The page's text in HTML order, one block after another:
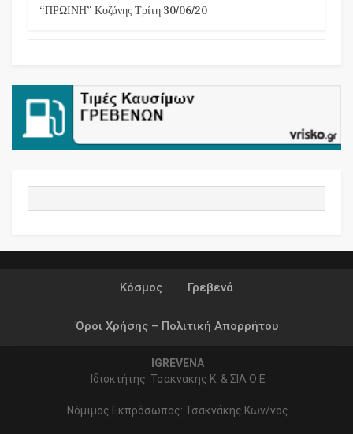
“ΠΡΩΙΝΗ” Κοζάνης Τρίτη 30/06/20
Κόσμος Γρεβενά
Όροι Χρήσης – Πολιτική Απορρήτου
IGREVENA
Ιδιοκτήτης: Τσακνακης Κ. & ΣΙΑ Ο.Ε
Νόμιμος Εκπρόσωπος: Τσακνάκης Κων/νος